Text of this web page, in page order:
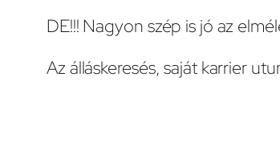
DE!!! Nagyon szép is jó az
Az álláskeresés, saját karrier